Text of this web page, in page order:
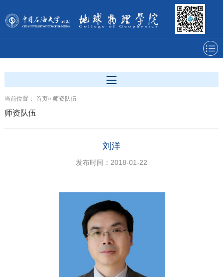
当前位置： 首页» 师资队伍
师资队伍
刘洋
发布时间：2018-01-22